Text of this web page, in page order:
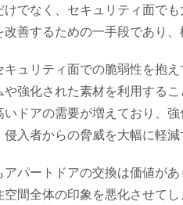
でなく、セキュリティ面で
改善するための一手段であり、
ュリティ面での脆弱性を抱
強化された素材を利用する
ドアの需要が増えており、
入者からの脅威を大幅に軽減
パートドアの交換は価値が
間全体の印象を悪化させて